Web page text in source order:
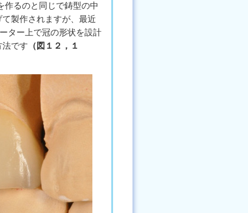
作るのと同じで鋳型の中
製作されますが、最近
ター上で冠の形状を設計
法です （図１２，１